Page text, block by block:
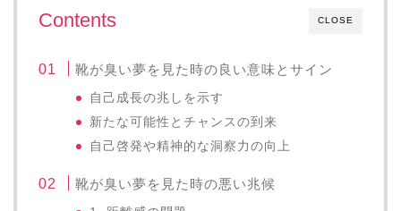
CLOSE
Contents
靴が臭い夢を見た時の良い意味とサイン
自己成長の兆しを示す
新たな可能性とチャンスの到来
自己啓発や精神的な洞察力の向上
靴が臭い夢を見た時の悪い兆候